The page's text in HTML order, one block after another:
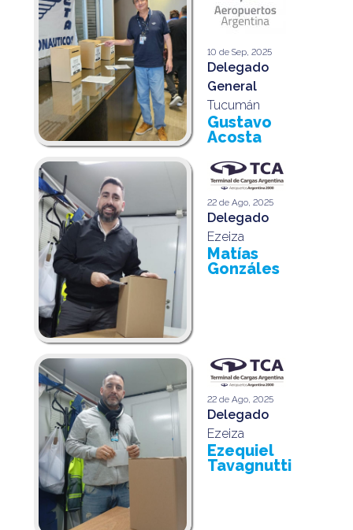
10 de Sep, 2025
Delegado
General
Tucumán
Gustavo
Acosta
22 de Ago, 2025
Delegado
Ezeiza
Matías
Gonzáles
22 de Ago, 2025
Delegado
Ezeiza
Ezequiel
Tavagnutti